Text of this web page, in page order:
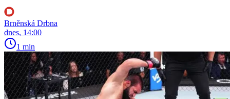
Brněnská Drbna
dnes, 14:00
1 min